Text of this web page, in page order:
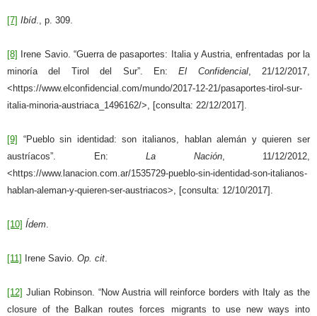
[7] Ibíd., p. 309.
[8]
Irene Savio. “Guerra de pasaportes: Italia y Austria, enfrentadas por la
minoría del Tirol del Sur”. En:El Confidencial, 21/12/2017,
<https://www.elconfidencial.com/mundo/2017-12-21/pasaportes-tirol-sur-
italia-minoria-austriaca_1496162/>, [consulta: 22/12/2017].
[9]
“Pueblo sin identidad: son italianos, hablan alemán y quieren ser
austríacos”. En: La Nación, 11/12/2012,
<https://www.lanacion.com.ar/1535729-pueblo-sin-identidad-son-italianos-
hablan-aleman-y-quieren-ser-austriacos>, [consulta: 12/10/2017].
[10] Ídem.
[11] Irene Savio. Op. cit.
[12] Julian Robinson. “Now Austria will reinforce borders with Italy as the
closure of the Balkan routes forces migrants to use new ways into